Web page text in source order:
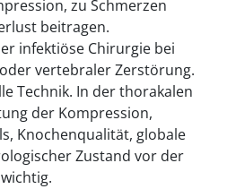
zu Schmerzen
beitragen.
infektiöse Chirurgie bei
vertebraler Zerstörung.
Technik. In der thorakalen
der Kompression,
Knochenqualität, globale
Zustand vor der